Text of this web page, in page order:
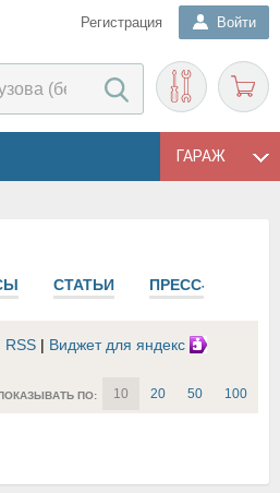
Регистрация Войти
ГАРАЖ
СТАТЬИ ПРЕСС-РЕЛИЗЫ
RSS | Виджет для яндекс
ПО: 10 20 50 100